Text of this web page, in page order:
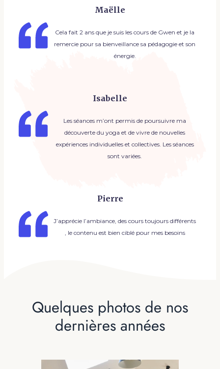
Maëlle
Cela fait 2 ans que je suis les cours de Gwen et je la
remercie pour sa bienveillance sa pédagogie et son
énergie.
Isabelle
Les séances m’ont permis de poursuivre ma
découverte du yoga et de vivre de nouvelles
expériences individuelles et collectives. Les séances
sont variées.
Pierre
J’apprécie l’ambiance, des cours toujours différents
, le contenu est bien ciblé pour mes besoins
Quelques photos de nos
dernières années